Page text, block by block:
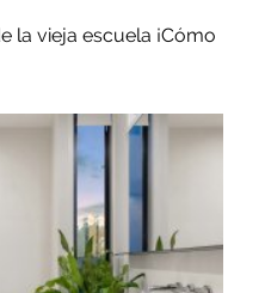
la vieja escuela ¡Cómo